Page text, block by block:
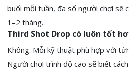
buổi mỗi tuần, đa số người chơi sẽ
1–2 tháng.
Third Shot Drop có luôn tốt
Không. Mỗi kỹ thuật phù hợp với
Người chơi trình độ cao sẽ biết